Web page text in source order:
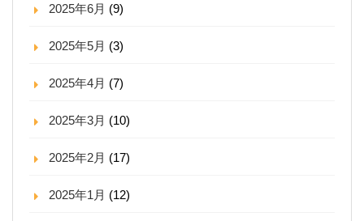
2025年6月 (9)
2025年5月 (3)
2025年4月 (7)
2025年3月 (10)
2025年2月 (17)
2025年1月 (12)